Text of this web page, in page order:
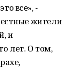
все», -
жители
и
лет. О том,